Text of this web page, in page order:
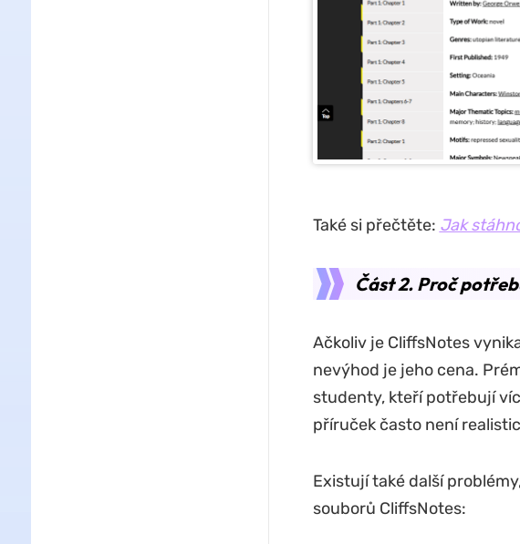
Také si přečtěte: Jak
Část 2. Proč
Ačkoliv je CliffsNotes
nevýhod je jeho cena.
studenty, kteří potřebují
příruček často není
Existují také další
souborů CliffsNotes: